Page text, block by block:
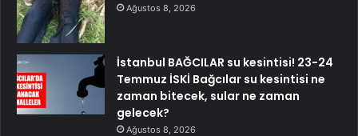
Ağustos 8, 2026
İstanbul BAĞCILAR su kesintisi! 23-24
Temmuz İSKİ Bağcılar su kesintisi ne
zaman bitecek, sular ne zaman
gelecek?
Ağustos 8, 2026